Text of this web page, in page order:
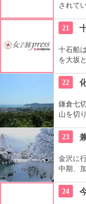
されて
るだけ
21
十石船
を大坂
1998
航を開
22
鎌倉七
山を切
で、ヒ
ひいて
23
金沢に
中期、
市の偕
1985年
24